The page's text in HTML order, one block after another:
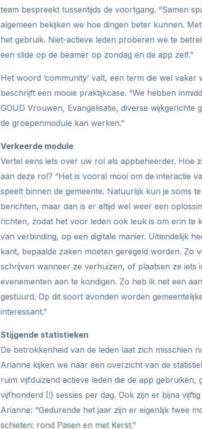
team bespreekt tussentijds de voortgang. “Samen
algemeen bekijken we hoe dingen beter kunnen.
het gebruik. Niet-actieve leden proberen we te
een slide op de beamer op zondag en de app zelf.”
Het woord ‘community’ valt, een term die wel
beschrijft een mooie praktijkcase. “We hebben
GOUD Vrouwen, Evangelisatie, diverse
de groepenmodule kan werken.”
Verkeerde module
Vertel eens iets over uw rol als appbeheerder. Hoe
aan deze rol? “Het is vooral mooi om de interactie
speelt binnen de gemeente. Natuurlijk kun je soms
berichten, maar dan is er altijd wel weer een
richten, zodat het voor leden ook leuk is om erin te
van verbinding, op een digitale manier. Uiteindelijk
kant, bepaalde zaken moeten geregeld worden. Zo
schrijven wanneer ze verhuizen, of plaatsen ze iets
evenementen aan te kondigen. Zo heb ik net een
gestuurd. Op dit soort avonden worden
interessant.”
Stijgende statistieken
De betrokkenheid van de leden laat zich misschien
Arianne kijken we naar een overzicht van de
ruim vijfduizend actieve leden die de app
vijfhonderd (!) sessies per dag. Ook zijn er bijna
Arianne: “Gedurende het jaar zijn er eigenlijk twee
schieten: rond Pasen en met Kerst.”